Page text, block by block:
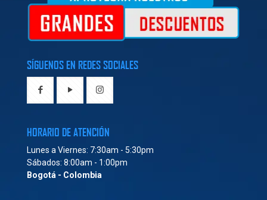
SÍGUENOS EN REDES SOCIALES
HORARIO DE ATENCIÓN
Lunes a Viernes: 7:30am - 5:30pm
Sábados: 8:00am - 1:00pm
Bogotá - Colombia